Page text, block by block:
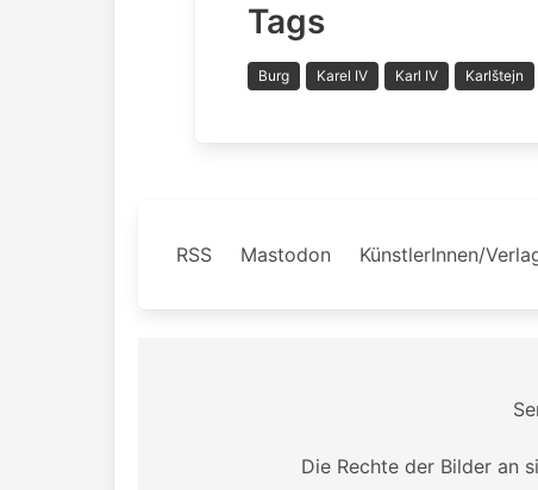
Tags
Burg Karel IV Karl IV Karlštejn
RSS Mastodon KünstlerInnen/
Die Rechte der Bilder an